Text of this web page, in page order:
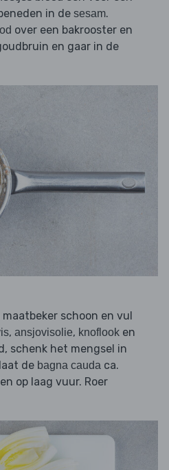
in de sesam.
over een bakrooster en
en gaar in de
schoon en vul
, ansjovisolie, knoflook en
schenk het mengsel in
de bagna cauda ca.
op laag vuur. Roer